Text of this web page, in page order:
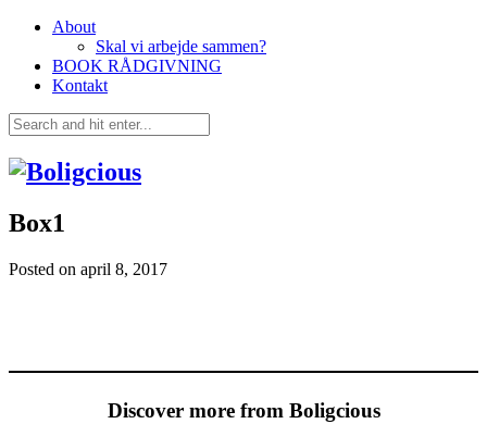
About
Skal vi arbejde sammen?
BOOK RÅDGIVNING
Kontakt
Box1
Posted on april 8, 2017
Discover more from Boligcious